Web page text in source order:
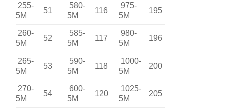
255-
5M
51
580-
5M
116
975-
5M
195
260-
5M
52
585-
5M
117
980-
5M
196
265-
5M
53
590-
5M
118
1000-
5M
200
270-
5M
54
600-
5M
120
1025-
5M
205